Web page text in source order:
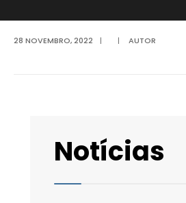
28 NOVEMBRO, 2022 | | AUTOR
Notícias